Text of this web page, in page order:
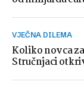
VJEČNA DILEMA
Koliko novca
Stručnjaci